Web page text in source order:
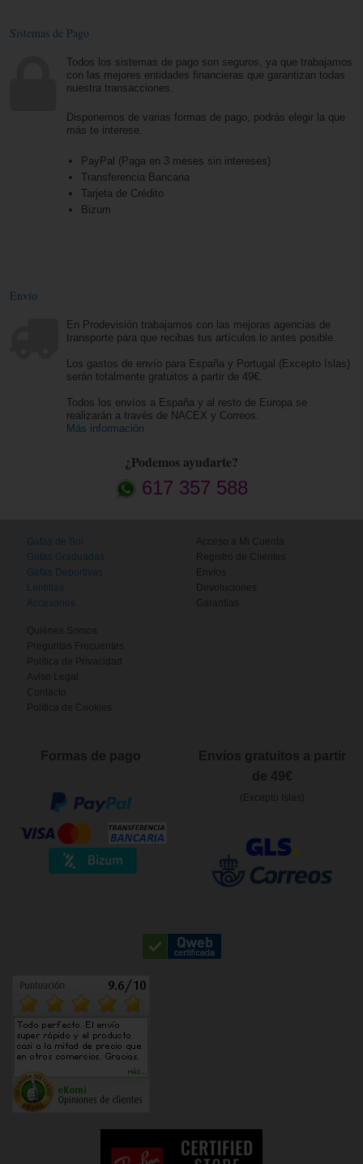
Sistemas de Pago
Todos los sistemas de pago son seguros, ya que trabajamos
con las mejores entidades financieras que garantizan todas
nuestra transacciones.
Disponemos de varias formas de pago, podrás elegir la que
más te interese.
PayPal (Paga en 3 meses sin intereses)
Transferencia Bancaria
Tarjeta de Crédito
Bizum
Envío
En Prodevisión trabajamos con las mejoras agencias de
transporte para que recibas tus artículos lo antes posible.
Los gastos de envío para España y Portugal (Excepto Islas)
serán totalmente gratuitos a partir de 49€.
Todos los envíos a España y al resto de Europa se
realizarán a través de NACEX y Correos.
Más información
¿Podemos ayudarte?
617 357 588
Gafas de Sol
Gafas Graduadas
Gafas Deportivas
Lentillas
Accesorios
Acceso a Mi Cuenta
Registro de Clientes
Envíos
Devoluciones
Garantías
Quiénes Somos
Preguntas Frecuentes
Política de Privacidad
Aviso Legal
Contacto
Política de Cookies
Formas de pago
Envíos gratuitos a partir
de 49€
(Excepto Islas)